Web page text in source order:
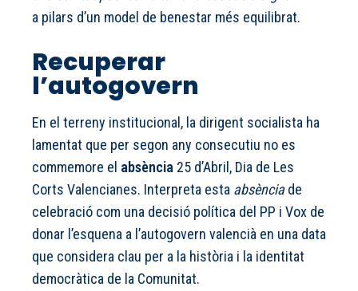
a pilars d’un model de benestar més equilibrat.
Recuperar
l’autogovern
En el terreny institucional, la dirigent socialista ha
lamentat que per segon any consecutiu no es
commemore el absència 25 d’Abril, Dia de Les
Corts Valencianes. Interpreta esta absènciade
celebració com una decisió política del PP i Vox de
donar l’esquena a l’autogovern valencià en una data
que considera clau per a la història i la identitat
democràtica de la Comunitat.